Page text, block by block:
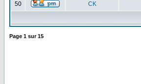
50 CK
Page 1 sur15